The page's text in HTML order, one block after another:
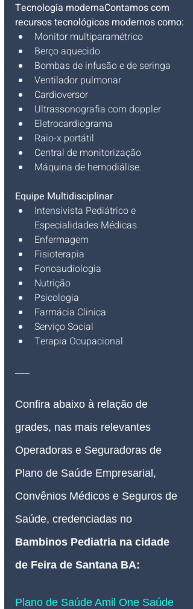
Tecnologia modernaContamos com
recursos tecnológicos modernos como:
Monitor multiparamétrico
Berço aquecido
Bombas de infusão e de seringa
Ventilador pulmonar
Cardioversor
Ultrassonografia com doppler
Eletrocardiograma
Raio-x portátil
Central de monitorização
Máquina de hemodiálise.
Equipe Multidisciplinar
Intensivista Pediátrico e
Especialidades Médicas
Enfermagem
Fisioterapia
Fonoaudiologia
Nutrição
Psicologia
Farmácia Clinica
Serviço Social
Terapia Ocupacional
___
Confira abaixo à relação de
grades, nas mais relevantes
Operadoras e Seguradoras de
Plano de Saúde Empresarial,
Convênios Médicos e Seguros de
Saúde, credenciadas no
Bambinos Pediatria na cidade
de Feira de Santana BA:
Plano de Saúde Amil One Saúde